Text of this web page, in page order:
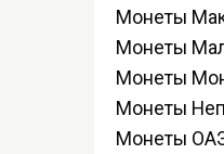
Монеты
Монеты
Монеты
Монеты
Монеты